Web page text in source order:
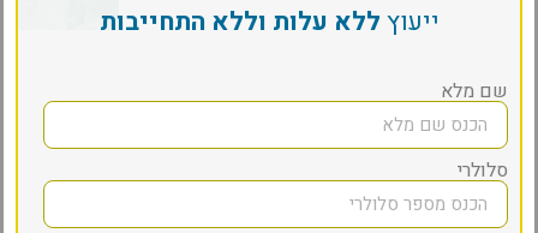
ייעוץללא עלות וללא התחייבות
שם מלא
סלולרי